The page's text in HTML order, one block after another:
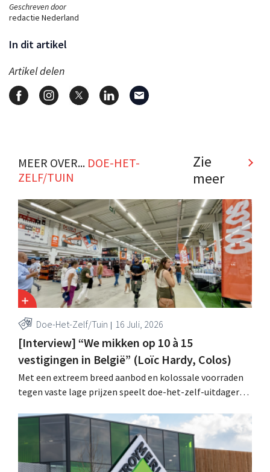
Geschreven door
redactie Nederland
In dit artikel
Artikel delen
MEER OVER... DOE-HET-
ZELF/TUIN
Zie
meer
Doe-Het-Zelf/Tuin 16 Juli, 2026
[Interview] “We mikken op 10 à 15
vestigingen in België” (Loïc Hardy, Colos)
Met een extreem breed aanbod en kolossale voorraden
tegen vaste lage prijzen speelt doe-het-zelf-uitdager
“We lossen drie belangrijke problemen op voor onze
klanten,” zegt topman Loïc Hardy.